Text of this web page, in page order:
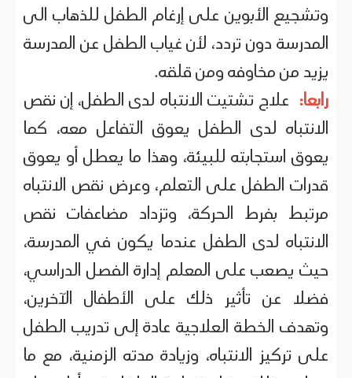
وتشجيع الأبوين على إرغام الطفل للذهاب الى
المدرسة دون تردد، لأن غياب الطفل عن المدرسة
يزيد من مخاوفه ومن قلقه.
رابعا: علاج تشتيت الانتباه لدى الطفل، إن نقص
الانتباه لدى الطفل يعوق التفاعل معه، كما
يعوق استجابته للبيئة، وهذا ما يعطل أو يعوق
قدرات الطفل على التعلم، وعرض نقص الانتباه
مرتبط بفرط الحركة، وتزداد مضاعفات نقص
الانتباه لدى الطفل عندما يكون في المدرسة،
حيث يصعب على المعلم إدارة الفصل الدراسي،
فضلا عن تأثير ذلك على الأطفال الآخرين،
وتهدف الخطة العلاجية عادة إلى تدريب الطفل
على تركيز الانتباه، وزيادة مدته الزمنية، مع ما